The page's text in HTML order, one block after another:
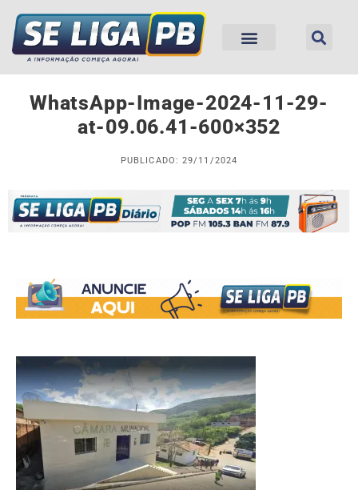
WhatsApp-Image-2024-11-29-
at-09.06.41-600×352
PUBLICADO: 29/11/2024